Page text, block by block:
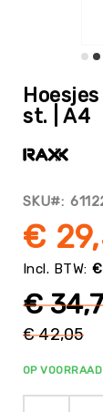
&
st. | A4
SKU
€
€
prijs
€ 42,05
€
OP VOORRAAD